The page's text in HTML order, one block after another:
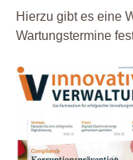
Hierzu gibt es eine
Wartungstermine